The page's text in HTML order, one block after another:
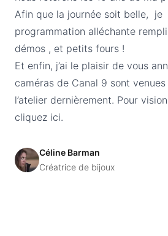
Afin que la journée soit belle, je
programmation alléchante
démos , et petits fours !
Et enfin, j’ai le plaisir de vous
caméras de Canal 9 sont
l’atelier dernièrement. Pour
cliquez ici.
Céline Barman
Créatrice de bijoux